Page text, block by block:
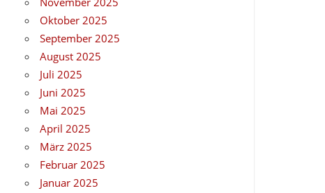
Oktober 2025
September 2025
August 2025
Juli 2025
Juni 2025
Mai 2025
April 2025
März 2025
Februar 2025
Januar 2025